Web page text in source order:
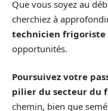
Que vous soyez au
cherchiez à
technicien frigoriste
opportunités.
Poursuivez votre
pilier du secteur du
chemin, bien que